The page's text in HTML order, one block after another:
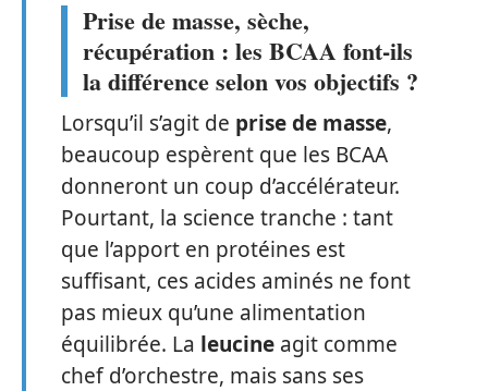
Prise de masse, sèche,
récupération : les BCAA font-ils
la différence selon vos objectifs ?
Lorsqu’il s’agit de prise de masse,
beaucoup espèrent que les BCAA
donneront un coup d’accélérateur.
Pourtant, la science tranche : tant
que l’apport en protéines est
suffisant, ces acides aminés ne font
pas mieux qu’une alimentation
équilibrée. La leucine agit comme
chef d’orchestre, mais sans ses